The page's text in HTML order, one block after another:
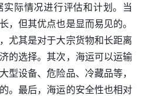
际情况进行评估和计划。当
，但其优点也是显而易见的。
尤其是对于大宗货物和长距离
的选择。其次，海运可以运输
型设备、危险品、冷藏品等，
。最后，海运的安全性也相对